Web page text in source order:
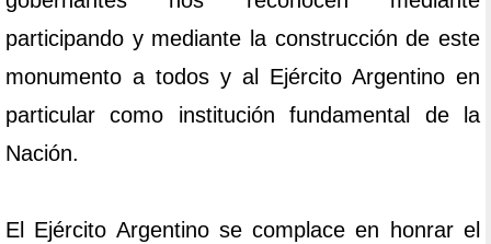
participando y mediante la construcción de este
monumento a todos y al Ejército Argentino en
particular como institución fundamental de la
Nación.
El Ejército Argentino se complace en honrar el